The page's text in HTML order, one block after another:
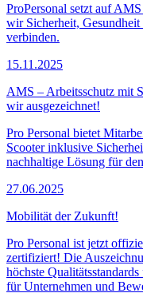
ProPersonal setzt auf
wir Sicherheit,
verbinden.
15.11.2025
AMS – Arbeitsschutz mit
wir ausgezeichnet!
Pro Personal bietet
Scooter inklusive
nachhaltige Lösung für
27.06.2025
Mobilität der Zukunft!
Pro Personal ist jetzt
zertifiziert! Die
höchste
für Unternehmen und